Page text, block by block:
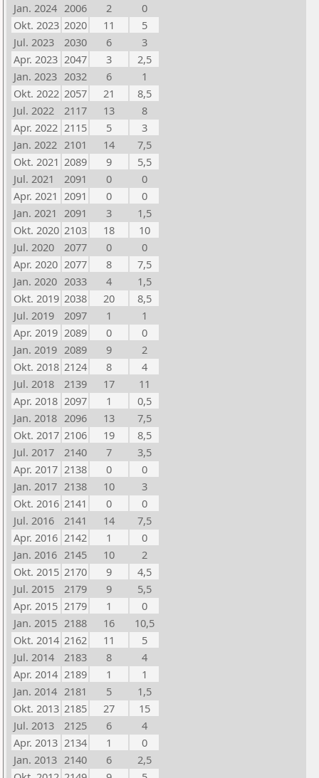
Jan. 2024 2006 2
0
Okt. 2023 2020 11
5
Jul. 2023
2030 6
3
Apr. 2023 2047 3
2,5
Jan. 2023 2032 6
1
Okt. 2022 2057 21
8,5
Jul. 2022
2117 13
8
Apr. 2022 2115 5
3
Jan. 2022 2101 14
7,5
Okt. 2021 2089 9
5,5
Jul. 2021
2091 0
0
Apr. 2021 2091 0
0
Jan. 2021 2091 3
1,5
Okt. 2020 2103 18
10
Jul. 2020
2077 0
0
Apr. 2020 2077 8
7,5
Jan. 2020 2033 4
1,5
Okt. 2019 2038 20
8,5
Jul. 2019
2097 1
1
Apr. 2019 2089 0
0
Jan. 2019 2089 9
2
Okt. 2018 2124 8
4
Jul. 2018
2139 17
11
Apr. 2018 2097 1
0,5
Jan. 2018 2096 13
7,5
Okt. 2017 2106 19
8,5
Jul. 2017
2140 7
3,5
Apr. 2017 2138 0
0
Jan. 2017 2138 10
3
Okt. 2016 2141 0
0
Jul. 2016
2141 14
7,5
Apr. 2016 2142 1
0
Jan. 2016 2145 10
2
Okt. 2015 2170 9
4,5
Jul. 2015
2179 9
5,5
Apr. 2015 2179 1
0
Jan. 2015 2188 16
10,5
Okt. 2014 2162 11
5
Jul. 2014
2183 8
4
Apr. 2014 2189 1
1
Jan. 2014 2181 5
1,5
Okt. 2013 2185 27
15
Jul. 2013
2125 6
4
Apr. 2013 2134 1
0
Jan. 2013 2140 6
2,5